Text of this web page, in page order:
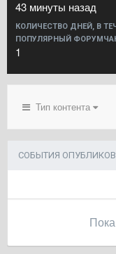
43 минуты назад
КОЛИЧЕСТВО ДНЕЙ, В
ПОПУЛЯРНЫЙ
1
Тип контента
СОБЫТИЯ